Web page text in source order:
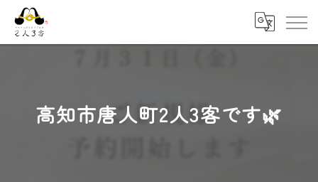
高知市唐人町2人3客です🌿